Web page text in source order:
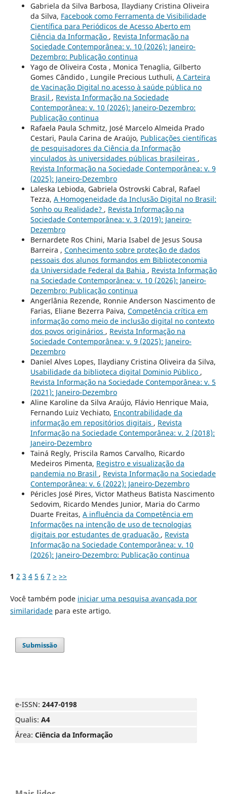
Gabriela da Silva Barbosa, Ilaydiany Cristina Oliveira
da Silva, Facebook como Ferramenta de Visibilidade
Científica para Periódicos de Acesso Aberto em
Ciência da Informação , Revista Informação na
Sociedade Contemporânea: v. 10 (2026): Janeiro-
Dezembro: Publicação continua
Yago de Oliveira Costa , Monica Tenaglia, Gilberto
Gomes Cândido , Lungile Precious Luthuli, A Carteira
de Vacinação Digital no acesso à saúde pública no
Brasil , Revista Informação na Sociedade
Contemporânea: v. 10 (2026): Janeiro-Dezembro:
Publicação continua
Rafaela Paula Schmitz, José Marcelo Almeida Prado
Cestari, Paula Carina de Araújo, Publicações científicas
de pesquisadores da Ciência da Informação
vinculados às universidades públicas brasileiras ,
Revista Informação na Sociedade Contemporânea: v. 9
(2025): Janeiro-Dezembro
Laleska Lebioda, Gabriela Ostrovski Cabral, Rafael
Tezza, A Homogeneidade da Inclusão Digital no Brasil:
Sonho ou Realidade? , Revista Informação na
Sociedade Contemporânea: v. 3 (2019): Janeiro-
Dezembro
Bernardete Ros Chini, Maria Isabel de Jesus Sousa
Barreira , Conhecimento sobre proteção de dados
pessoais dos alunos formandos em Biblioteconomia
da Universidade Federal da Bahia , Revista Informação
na Sociedade Contemporânea: v. 10 (2026): Janeiro-
Dezembro: Publicação continua
Angerlânia Rezende, Ronnie Anderson Nascimento de
Farias, Eliane Bezerra Paiva, Competência crítica em
informação como meio de inclusão digital no contexto
dos povos originários , Revista Informação na
Sociedade Contemporânea: v. 9 (2025): Janeiro-
Dezembro
Daniel Alves Lopes, Ilaydiany Cristina Oliveira da Silva,
Usabilidade da biblioteca digital Dominio Público ,
Revista Informação na Sociedade Contemporânea: v. 5
(2021): Janeiro-Dezembro
Aline Karoline da Silva Araújo, Flávio Henrique Maia,
Fernando Luiz Vechiato, Encontrabilidade da
informação em repositórios digitais , Revista
Informação na Sociedade Contemporânea: v. 2 (2018):
Janeiro-Dezembro
Tainá Regly, Priscila Ramos Carvalho, Ricardo
Medeiros Pimenta, Registro e visualização da
pandemia no Brasil , Revista Informação na Sociedade
Contemporânea: v. 6 (2022): Janeiro-Dezembro
Péricles José Pires, Victor Matheus Batista Nascimento
Sedovim, Ricardo Mendes Junior, Maria do Carmo
Duarte Freitas, A influência da Competência em
Informações na intenção de uso de tecnologias
digitais por estudantes de graduação , Revista
Informação na Sociedade Contemporânea: v. 10
(2026): Janeiro-Dezembro: Publicação continua
1 2 3 4 5 6 7 > >>
Você também pode iniciar uma pesquisa avançada por
similaridadepara este artigo.
Submissão
e-ISSN: 2447-0198
Qualis: A4
Área: Ciência da Informação